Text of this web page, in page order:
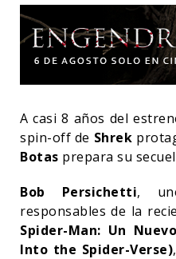
A casi 8 años del
spin-off de Shrek
Botas prepara su
Bob Persichetti,
responsables de la
Spider-Man: Un
Into the Spider-Verse)